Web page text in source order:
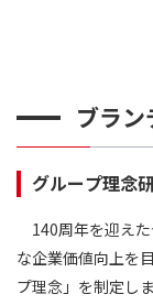
ブラ
グループ理念
140周年を迎えた
な企業価値向上を
プ理念」を制定し